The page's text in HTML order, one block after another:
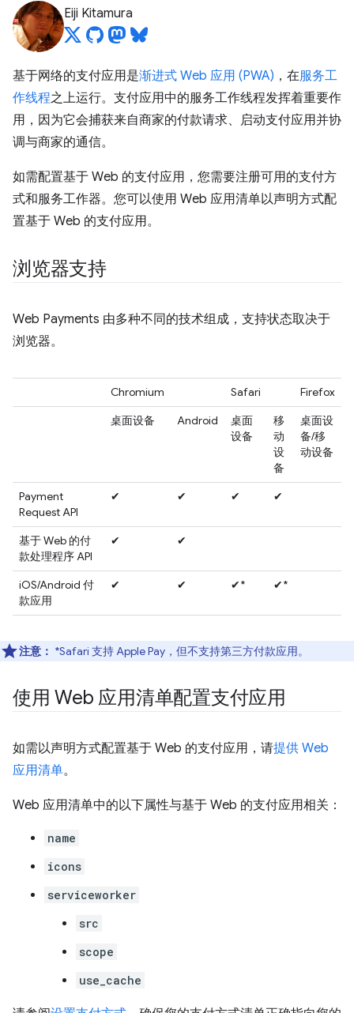
Eiji Kitamura
基于网络的支付应用是渐进式 Web 应用 (PWA) ，在服务工
作线程之上运行。支付应用中的服务工作线程发挥着重要作
用，因为它会捕获来自商家的付款请求、启动支付应用并协
调与商家的通信。
如需配置基于 Web 的支付应用，您需要注册可用的支付方
式和服务工作器。您可以使用 Web 应用清单以声明方式配
置基于 Web 的支付应用。
浏览器支持
Web Payments 由多种不同的技术组成，支持状态取决于
浏览器。
Chromium Safari
Firefox
桌面设备
Android
桌面
设备
移
动
设
备
桌面设
备/移
动设备
Payment
Request API
✔ ✔ ✔ ✔
基于 Web 的付
款处理程序 API
✔ ✔
iOS/Android 付
款应用
✔ ✔ ✔* ✔*
注意： *Safari 支持 Apple Pay，但不支持第三方付款应用。
使用 Web 应用清单配置支付应用
如需以声明方式配置基于 Web 的支付应用，请提供 Web
应用清单。
Web 应用清单中的以下属性与基于 Web 的支付应用相关：
name
icons
serviceworker
src
scope
use_cache